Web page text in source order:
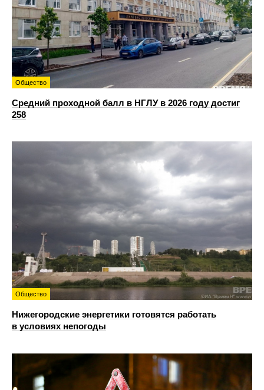
Общество
Средний проходной балл в НГЛУ в 2026 году достиг
258
Общество
Нижегородские энергетики готовятся работать
в условиях непогоды